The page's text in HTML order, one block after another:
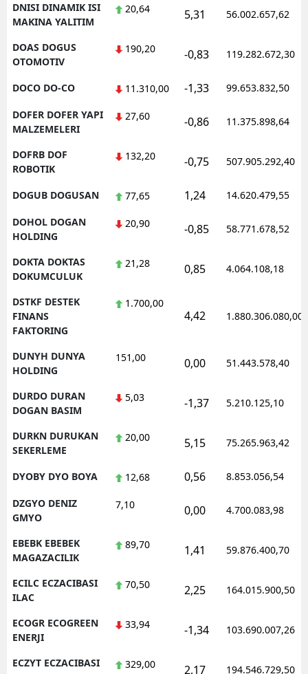
DNISI DINAMIK ISI
MAKINA YALITIM
20,64 5,31 56.002.657,62
DOAS DOGUS
OTOMOTIV
190,20 -0,83 119.282.672,30
DOCO DO-CO 11.310,00 -1,33 99.653.832,50
DOFER DOFER YAPI
MALZEMELERI
27,60 -0,86 11.375.898,64
DOFRB DOF
ROBOTIK
132,20 -0,75 507.905.292,40
DOGUB DOGUSAN 77,65 1,24 14.620.479,55
DOHOL DOGAN
HOLDING
20,90 -0,85 58.771.678,52
DOKTA DOKTAS
DOKUMCULUK
21,28 0,85 4.064.108,18
DSTKF DESTEK
FINANS
FAKTORING
1.700,00
4,42 1.880.306.080,00
DUNYH DUNYA
HOLDING
151,00 0,00 51.443.578,40
DURDO DURAN
DOGAN BASIM
5,03 -1,37 5.210.125,10
DURKN DURUKAN
SEKERLEME
20,00 5,15 75.265.963,42
DYOBY DYO BOYA 12,68 0,56 8.853.056,54
DZGYO DENIZ
GMYO
7,10 0,00 4.700.083,98
EBEBK EBEBEK
MAGAZACILIK
89,70 1,41 59.876.400,70
ECILC ECZACIBASI
ILAC
70,50 2,25 164.015.900,50
ECOGR ECOGREEN
ENERJI
33,94 -1,34 103.690.007,26
ECZYT ECZACIBASI
329,00 2,17 194.546.729,50